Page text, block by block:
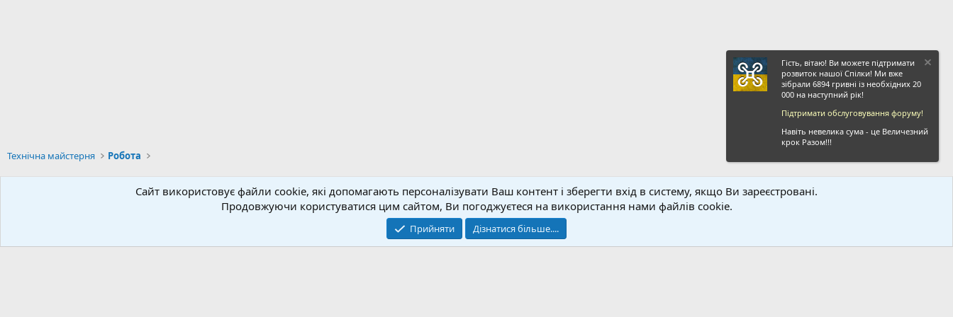
Технічна майстерня Робота
Зворотній зв'язок Умови і правила Політика конфіденційності
© 2020-2026 FPVUA.ORG Розроблено:Magshifter
Гість, вітаю! Ви можете підтримати
розвиток нашої Спілки! Ми вже
зібрали 6894 гривні із необхідних 20
000 на наступний рік!
Підтримати обслуговування форуму!
Навіть невелика сума - це Величезний
крок Разом!!!
Сайт використовує файли cookie, які допомагають персоналізувати Ваш контент і зберегти вхід в систему, якщо Ви зареєстровані.
Продовжуючи користуватися цим сайтом, Ви погоджуєтеся на використання нами файлів cookie.
Прийняти Дізнатися більше....